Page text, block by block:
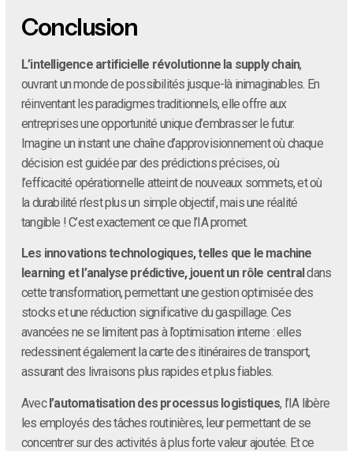
Conclusion
L’intelligence artificielle révolutionne la supply chain,
ouvrant un monde de possibilités jusque-là inimaginables. En
réinventant les paradigmes traditionnels, elle offre aux
entreprises une opportunité unique d’embrasser le futur.
Imagine un instant une chaîne d’approvisionnement où chaque
décision est guidée par des prédictions précises, où
l’efficacité opérationnelle atteint de nouveaux sommets, et où
la durabilité n’est plus un simple objectif, mais une réalité
tangible ! C’est exactement ce que l’IA promet.
Les innovations technologiques, telles que le machine
learning et l’analyse prédictive, jouent un rôle central dans
cette transformation, permettant une gestion optimisée des
stocks et une réduction significative du gaspillage. Ces
avancées ne se limitent pas à l’optimisation interne : elles
redessinent également la carte des itinéraires de transport,
assurant des livraisons plus rapides et plus fiables.
Avecl’automatisation des processus logistiques, l’IA libère
les employés des tâches routinières, leur permettant de se
concentrer sur des activités à plus forte valeur ajoutée. Et ce